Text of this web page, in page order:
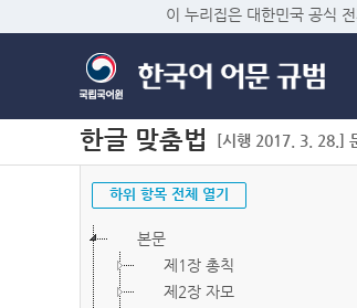
이 누리집은 대한민국 공식
한글 맞춤법 [시행 2017. 3. 28.]
하위 항목 전체 열기
본문
제1장 총칙
제2장 자모